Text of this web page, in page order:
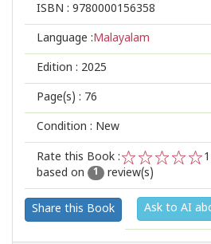
ISBN : 9780000156358
Language :Malayalam
Edition : 2025
Page(s) : 76
Condition : New
Rate this Book :
2
1
1
based on
1 review(s)
Share this Book Ask to AI